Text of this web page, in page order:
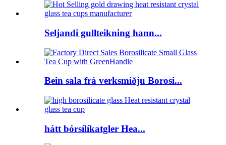
Seljandi gullteikning hann...
Bein sala frá verksmiðju Borosi...
hátt bórsílíkatgler Hea...